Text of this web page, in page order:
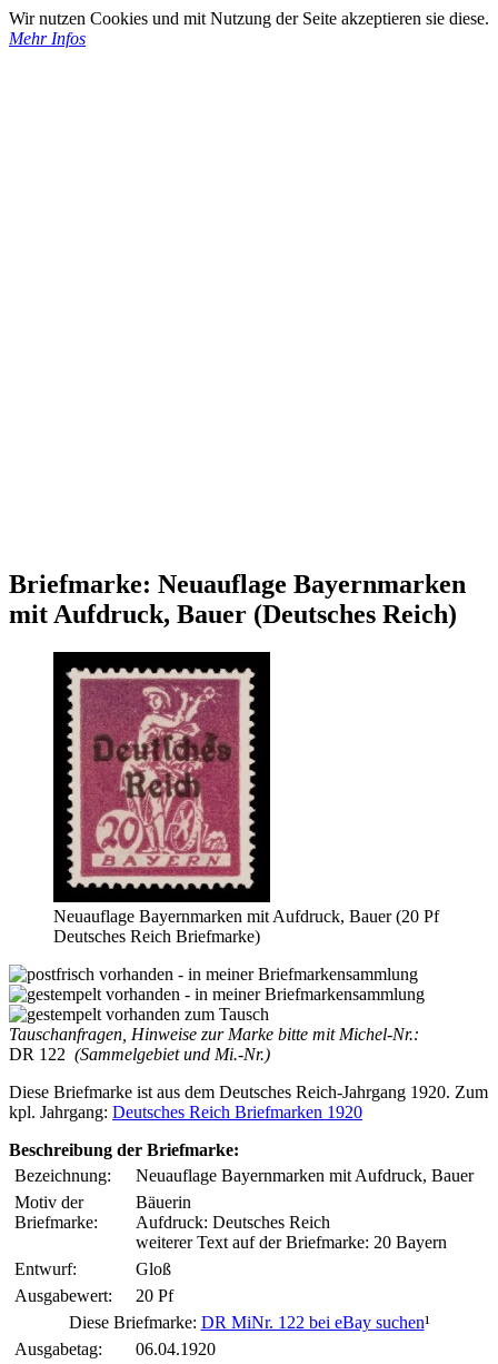
Wir nutzen Cookies und mit Nutzung der Seite akzeptieren sie diese.
Mehr Infos
Briefmarke: Neuauflage Bayernmarken
mit Aufdruck, Bauer (Deutsches Reich)
Neuauflage Bayernmarken mit Aufdruck, Bauer (20 Pf
Deutsches Reich Briefmarke)
Tauschanfragen, Hinweise zur Marke bitte mit Michel-Nr.:
DR 122 (Sammelgebiet und Mi.-Nr.)
Diese Briefmarke ist aus dem Deutsches Reich-Jahrgang 1920. Zum
kpl. Jahrgang: Deutsches Reich Briefmarken 1920
Beschreibung der Briefmarke:
Bezeichnung:
Neuauflage Bayernmarken mit Aufdruck, Bauer
Motiv der
Briefmarke:
Bäuerin
Aufdruck: Deutsches Reich
weiterer Text auf der Briefmarke: 20 Bayern
Entwurf:
Gloß
Ausgabewert:
20 Pf
Diese Briefmarke: DR MiNr. 122 bei eBay suchen¹
Ausgabetag:
06.04.1920